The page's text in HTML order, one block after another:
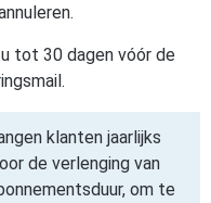
tot 30 dagen vóór de
klanten jaarlijks
de verlenging van
om te